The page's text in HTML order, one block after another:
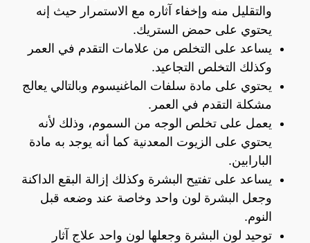
والتقليل منه وإخفاء آثاره مع الاستمرار حيث إنه
يحتوي على حمض الستريك.
يساعد على التخلص من علامات التقدم في العمر
وكذلك التخلص التجاعيد.
يحتوي على مادة سلفات الماغنيسوم وبالتالي يعالج
مشكلة التقدم في العمر.
يعمل على تخلص الوجه من السموم، وذلك لأنه
يحتوي على الزيوت المعدنية كما أنه يوجد به مادة
البارابين.
يساعد على تفتيح البشرة وكذلك إزالة البقع الداكنة
وجعل البشرة لون واحد وخاصة عند وضعه قبل
النوم.
توحيد لون البشرة وجعلها لون واحد علاج آثار